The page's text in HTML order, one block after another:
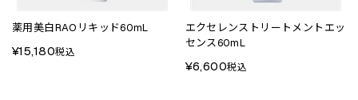
薬用美白RAOリキッド60mL
¥15,180税込
エクセレンストリートメントエッ
センス60mL
¥6,600税込